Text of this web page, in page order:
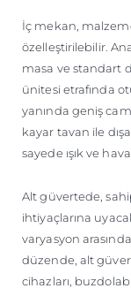
İç mekan,
özelleştirilebilir.
masa ve standart
ünitesi etrafında
yanında geniş
kayar tavan ile
sayede ışık ve
Alt güvertede,
ihtiyaçlarına
varyasyon
düzende, alt
cihazları,